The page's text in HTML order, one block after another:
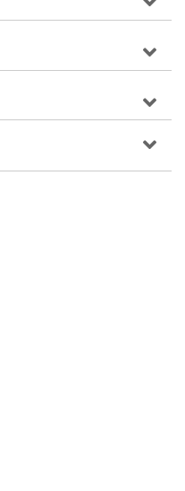
配方法，
果乾作法，日常好搭
果醬、盤飾醬、果乾做
或飲品搭配，